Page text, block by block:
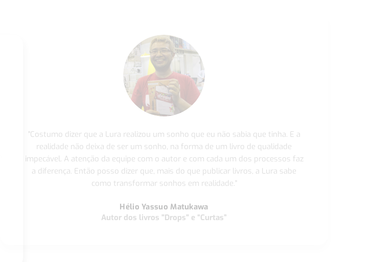
"Costumo dizer que a Lura realizou um sonho que eu não sabia que tinha. E a
realidade não deixa de ser um sonho, na forma de um livro de qualidade
impecável. A atenção da equipe com o autor e com cada um dos processos faz
a diferença. Então posso dizer que, mais do que publicar livros, a Lura sabe
como transformar sonhos em realidade."
Hélio Yassuo Matukawa
Autor dos livros "Drops" e “Curtas”